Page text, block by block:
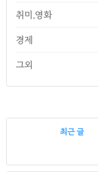
취미,영화
경제
그외
최근 글
최